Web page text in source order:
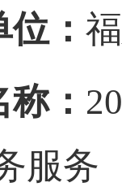
：
称：
服务